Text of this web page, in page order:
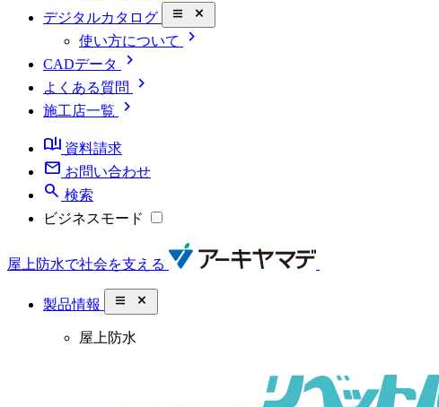
デジタルカタログ close_small
使い方について chevron_right
CADデータ chevron_right
よくある質問 chevron_right
施工店一覧
chevron_right
book_ribbon 資料請求
mail お問い合わせ
search 検索
ビジネスモード
屋上防水で社会を支える
製品情報 close_small
屋上防水